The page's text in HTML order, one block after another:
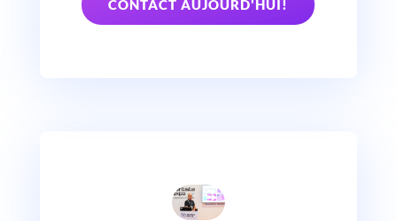
CONTACT AUJOURD'HUI!